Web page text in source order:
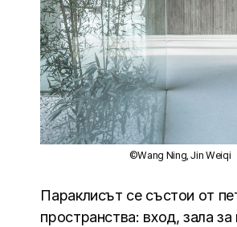
©Wang Ning, Jin Weiqi
Параклисът се състои от
пространства: вход, зала